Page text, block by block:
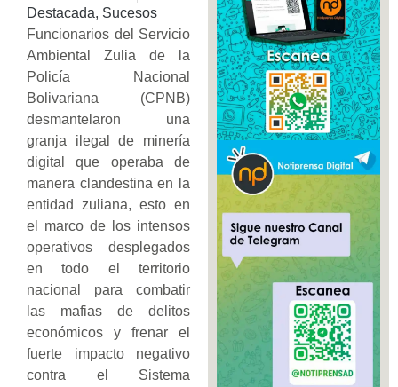
Destacada, Sucesos
Funcionarios del Servicio
Ambiental Zulia de la
Policía Nacional
Bolivariana (CPNB)
desmantelaron una
granja ilegal de minería
digital que operaba de
manera clandestina en la
entidad zuliana, esto en
el marco de los intensos
operativos desplegados
en todo el territorio
nacional para combatir
las mafias de delitos
económicos y frenar el
fuerte impacto negativo
contra el Sistema